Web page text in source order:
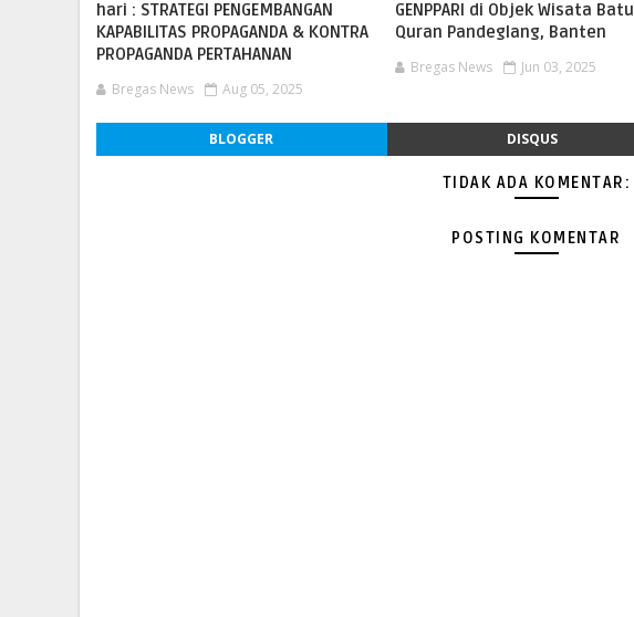
hari : STRATEGI PENGEMBANGAN
KAPABILITAS PROPAGANDA & KONTRA
PROPAGANDA PERTAHANAN
Bregas News Aug 05, 2025
GENPPARI di Objek Wisata Batu
Quran Pandeglang, Banten
Bregas News Jun 03, 2025
BLOGGER DISQUS
TIDAK ADA KOMENTAR:
POSTING KOMENTAR